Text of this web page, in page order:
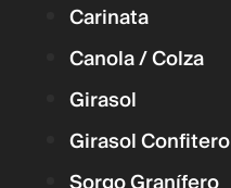
Carinata
Canola / Colza
Girasol
Girasol Confitero